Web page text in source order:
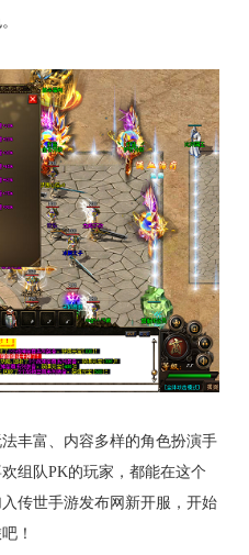
丰富、内容多样的角色扮演手
组队PK的玩家，都能在这个
传世手游发布网新开服，开始
！